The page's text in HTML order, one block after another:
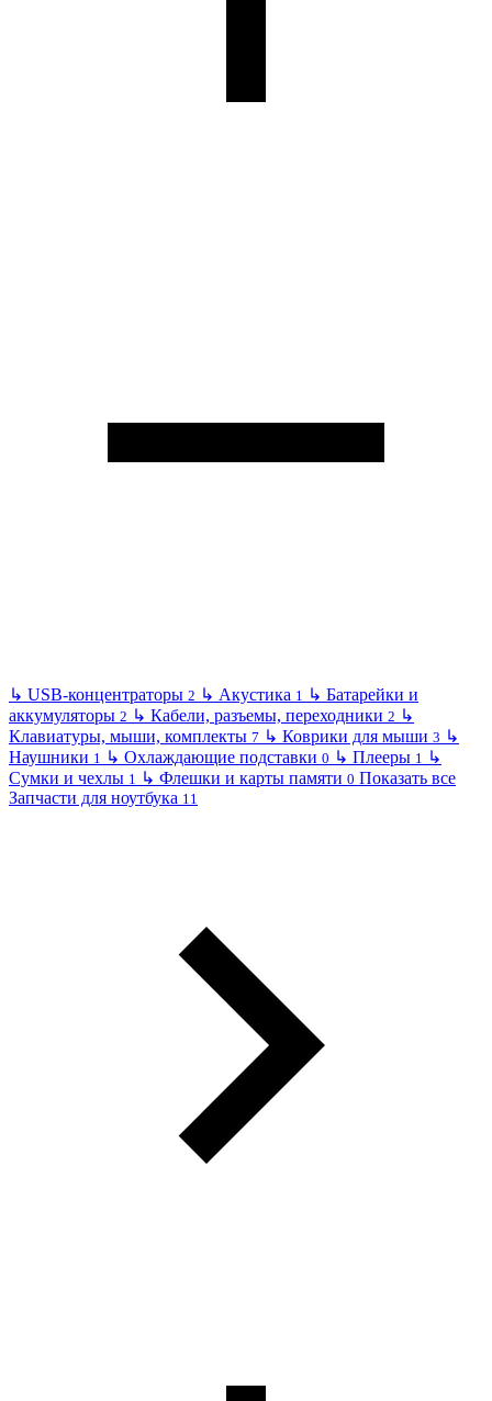
↳ USB-концентраторы 2 ↳ Акустика 1 ↳ Батарейки и
аккумуляторы 2 ↳ Кабели, разъемы, переходники 2 ↳
Клавиатуры, мыши, комплекты 7 ↳ Коврики для мыши 3 ↳
Наушники 1 ↳ Охлаждающие подставки 0 ↳ Плееры 1 ↳
Сумки и чехлы 1 ↳ Флешки и карты памяти 0 Показать все
Запчасти для ноутбука 11